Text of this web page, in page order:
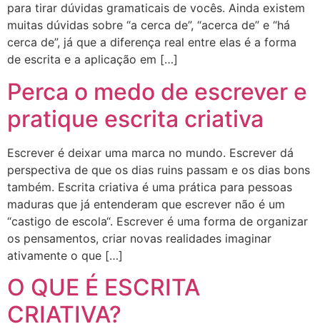
para tirar dúvidas gramaticais de vocês. Ainda existem
muitas dúvidas sobre “a cerca de”, “acerca de” e “há
cerca de”, já que a diferença real entre elas é a forma
de escrita e a aplicação em […]
Perca o medo de escrever e
pratique escrita criativa
Escrever é deixar uma marca no mundo. Escrever dá
perspectiva de que os dias ruins passam e os dias bons
também. Escrita criativa é uma prática para pessoas
maduras que já entenderam que escrever não é um
“castigo de escola“. Escrever é uma forma de organizar
os pensamentos, criar novas realidades imaginar
ativamente o que […]
O QUE É ESCRITA
CRIATIVA?